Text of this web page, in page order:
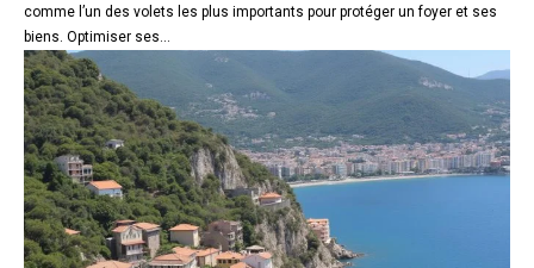
comme l’un des volets les plus importants pour protéger un foyer et ses
biens. Optimiser ses...